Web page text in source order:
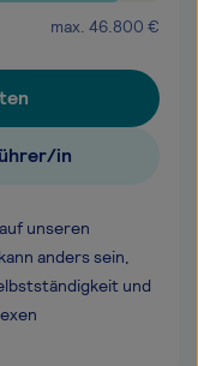
max. 46.800 €
in
unseren
anders sein,
und